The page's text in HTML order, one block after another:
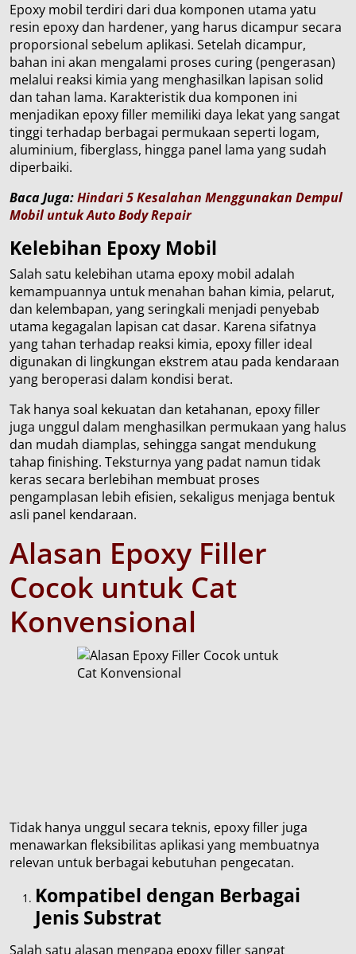
Epoxy mobil terdiri dari dua komponen utama yatu
resin epoxy dan hardener, yang harus dicampur secara
proporsional sebelum aplikasi. Setelah dicampur,
bahan ini akan mengalami proses curing (pengerasan)
melalui reaksi kimia yang menghasilkan lapisan solid
dan tahan lama. Karakteristik dua komponen ini
menjadikan epoxy filler memiliki daya lekat yang sangat
tinggi terhadap berbagai permukaan seperti logam,
aluminium, fiberglass, hingga panel lama yang sudah
diperbaiki.
Baca Juga:Hindari 5 Kesalahan Menggunakan Dempul
Mobil untuk Auto Body Repair
Kelebihan Epoxy Mobil
Salah satu kelebihan utama epoxy mobil adalah
kemampuannya untuk menahan bahan kimia, pelarut,
dan kelembapan, yang seringkali menjadi penyebab
utama kegagalan lapisan cat dasar. Karena sifatnya
yang tahan terhadap reaksi kimia, epoxy filler ideal
digunakan di lingkungan ekstrem atau pada kendaraan
yang beroperasi dalam kondisi berat.
Tak hanya soal kekuatan dan ketahanan, epoxy filler
juga unggul dalam menghasilkan permukaan yang halus
dan mudah diamplas, sehingga sangat mendukung
tahap finishing. Teksturnya yang padat namun tidak
keras secara berlebihan membuat proses
pengamplasan lebih efisien, sekaligus menjaga bentuk
asli panel kendaraan.
Alasan Epoxy Filler
Cocok untuk Cat
Konvensional
Tidak hanya unggul secara teknis, epoxy filler juga
menawarkan fleksibilitas aplikasi yang membuatnya
relevan untuk berbagai kebutuhan pengecatan.
Kompatibel dengan Berbagai
Jenis Substrat
Salah satu alasan mengapa epoxy filler sangat